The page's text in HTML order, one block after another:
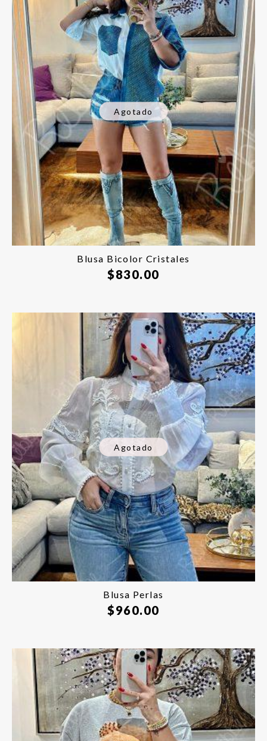
Agotado
Blusa Bicolor Cristales
$830.00
Agotado
Blusa Perlas
$960.00